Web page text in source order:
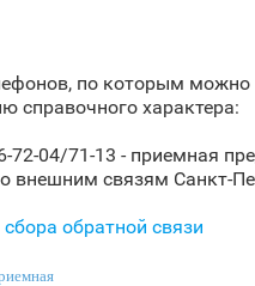
по которым можно
справочного характера:
72-04/71-13 - приемная
внешним связям
обратной связи